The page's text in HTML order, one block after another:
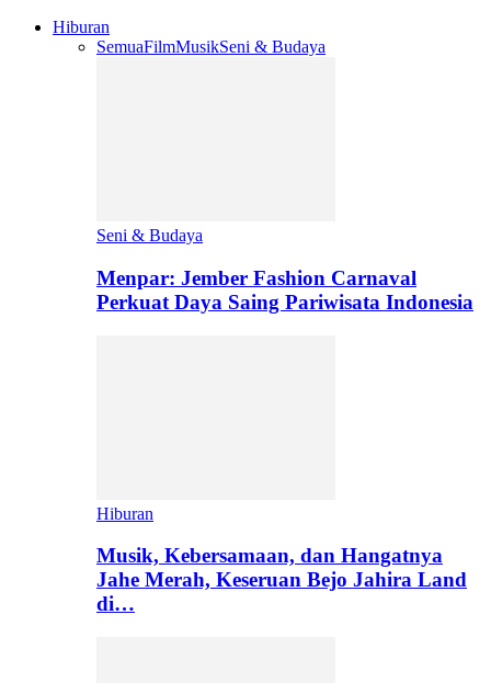
Hiburan
SemuaFilmMusikSeni & Budaya
Seni & Budaya
Menpar: Jember Fashion Carnaval
Perkuat Daya Saing Pariwisata Indonesia
Hiburan
Musik, Kebersamaan, dan Hangatnya
Jahe Merah, Keseruan Bejo Jahira Land
di…